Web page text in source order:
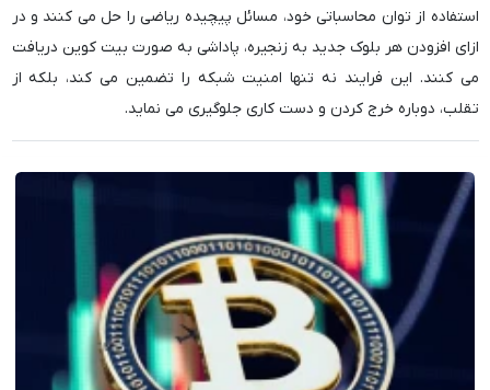
استفاده از توان محاسباتی خود، مسائل پیچیده ریاضی را حل می کنند و در
ازای افزودن هر بلوک جدید به زنجیره، پاداشی به صورت بیت کوین دریافت
می کنند. این فرایند نه تنها امنیت شبکه را تضمین می کند، بلکه از
تقلب، دوباره خرج کردن و دست کاری جلوگیری می نماید.